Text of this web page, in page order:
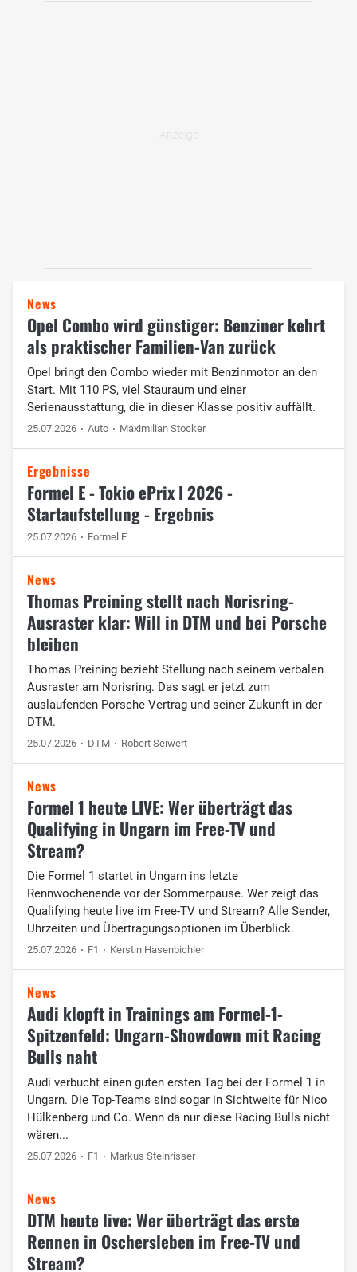
News
Opel Combo wird günstiger: Benziner kehrt
als praktischer Familien-Van zurück
Opel bringt den Combo wieder mit Benzinmotor an den
Start. Mit 110 PS, viel Stauraum und einer
Serienausstattung, die in dieser Klasse positiv auffällt.
25.07.2026 Auto Maximilian Stocker
Ergebnisse
Formel E - Tokio ePrix I 2026 -
Startaufstellung - Ergebnis
25.07.2026 Formel E
News
Thomas Preining stellt nach Norisring-
Ausraster klar: Will in DTM und bei Porsche
bleiben
Thomas Preining bezieht Stellung nach seinem verbalen
Ausraster am Norisring. Das sagt er jetzt zum
auslaufenden Porsche-Vertrag und seiner Zukunft in der
DTM.
25.07.2026 DTM Robert Seiwert
News
Formel 1 heute LIVE: Wer überträgt das
Qualifying in Ungarn im Free-TV und
Stream?
Die Formel 1 startet in Ungarn ins letzte
Rennwochenende vor der Sommerpause. Wer zeigt das
Qualifying heute live im Free-TV und Stream? Alle Sender,
Uhrzeiten und Übertragungsoptionen im Überblick.
25.07.2026 F1 Kerstin Hasenbichler
News
Audi klopft in Trainings am Formel-1-
Spitzenfeld: Ungarn-Showdown mit Racing
Bulls naht
Audi verbucht einen guten ersten Tag bei der Formel 1 in
Ungarn. Die Top-Teams sind sogar in Sichtweite für Nico
Hülkenberg und Co. Wenn da nur diese Racing Bulls nicht
wären...
25.07.2026 F1 Markus Steinrisser
News
DTM heute live: Wer überträgt das erste
Rennen in Oschersleben im Free-TV und
Stream?